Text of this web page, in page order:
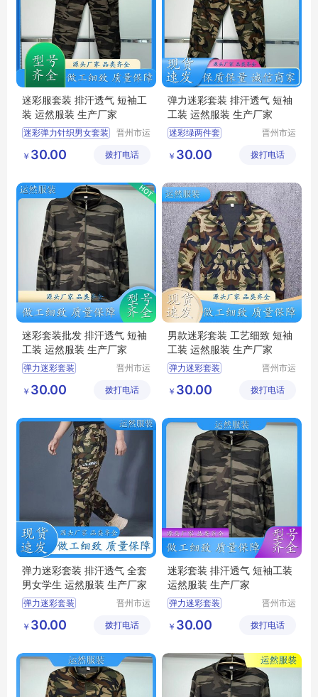
迷彩服套装 排汗透气 短袖工
装 运然服装 生产厂家
迷彩弹力针织男女套装
迷彩工作服男套装
军训迷彩服
晋州市运
工厂
￥ 30.00 拨打电话
弹力迷彩套装 排汗透气 短袖
工装 运然服装 生产厂家
迷彩绿两件套
迷彩工作服男套装
迷彩圆领短袖
晋州市运
工厂
￥ 30.00 拨打电话
迷彩套装批发 排汗透气 短袖
工装 运然服装 生产厂家
弹力迷彩套装
绿色弹力套装
迷彩服装
晋州市运
工厂
￥ 30.00 拨打电话
男款迷彩套装 工艺细致 短袖
工装 运然服装 生产厂家
弹力迷彩套装
迷彩工作服男套装
军训迷彩服
晋州市运
工厂
￥ 30.00 拨打电话
弹力迷彩套装 排汗透气 全套
男女学生 运然服装 生产厂家
弹力迷彩套装
迷彩套装女款
迷彩套装批发
晋州市运
工厂
￥ 30.00 拨打电话
迷彩套装 排汗透气 短袖工装
运然服装 生产厂家
弹力迷彩套装
迷彩套装
迷彩服装
晋州市运
工厂
￥ 30.00 拨打电话